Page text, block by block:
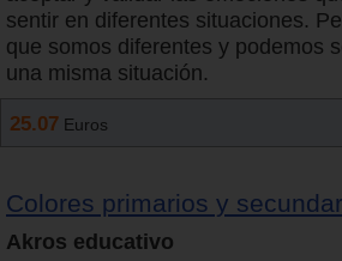
sentir en diferentes situaciones.
que somos diferentes y podemos
una misma situación.
25.07 Euros
Colores primarios y
Akros educativo